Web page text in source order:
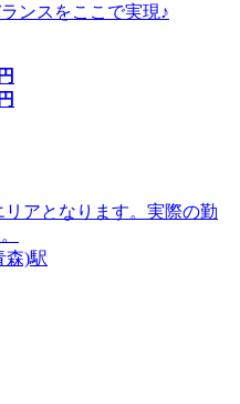
ンスをここで実現♪
円
円
アとなります。実際の勤
森)駅